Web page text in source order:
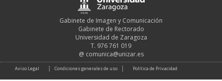
Gabinete de Imagen y Comunicación
Gabinete de Rectorado
Universidad de Zaragoza
T. 976 761 019
@ comunica@unizar.es
Aviso Legal Condiciones generales de uso Política de Privacidad